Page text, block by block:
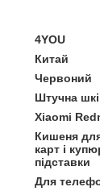
4YOU
Китай
Червоний
Штучна
Xiaomi
Кишеня
карт і
підставки
Для